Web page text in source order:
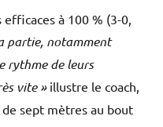
à 100 % (3-0,
partie, notamment
rythme de leurs
vite »illustre le coach,
sept mètres au bout